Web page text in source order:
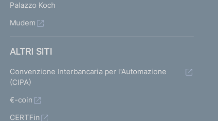
Palazzo Koch
Mudem
ALTRI SITI
Convenzione Interbancaria per l'Automazione
(CIPA)
€-coin
CERTFin